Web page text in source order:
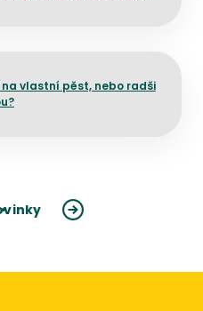
vlastní pěst, nebo radši